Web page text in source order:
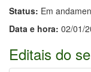
Status: Em
Data e hora: 02/01/
Editais do